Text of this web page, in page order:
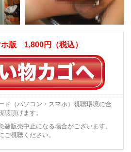
ホ版 1,800円（税込）
ド（パソコン・スマホ）視聴環境に合
聴頂けます。
遽販売中止になる場合がございます。
ご視聴ください。